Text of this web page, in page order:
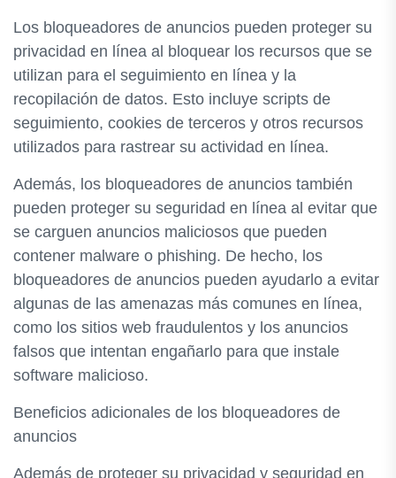
Los bloqueadores de anuncios pueden proteger su
privacidad en línea al bloquear los recursos que se
utilizan para el seguimiento en línea y la
recopilación de datos. Esto incluye scripts de
seguimiento, cookies de terceros y otros recursos
utilizados para rastrear su actividad en línea.
Además, los bloqueadores de anuncios también
pueden proteger su seguridad en línea al evitar que
se carguen anuncios maliciosos que pueden
contener malware o phishing. De hecho, los
bloqueadores de anuncios pueden ayudarlo a evitar
algunas de las amenazas más comunes en línea,
como los sitios web fraudulentos y los anuncios
falsos que intentan engañarlo para que instale
software malicioso.
Beneficios adicionales de los bloqueadores de
anuncios
Además de proteger su privacidad y seguridad en